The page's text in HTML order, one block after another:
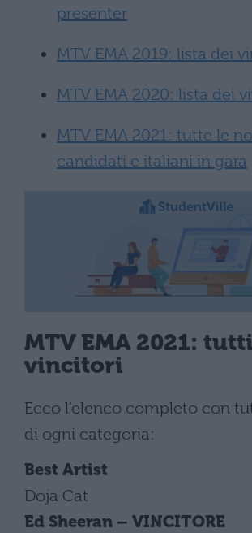
presenter
MTV EMA 2019: lista dei
MTV EMA 2020: lista dei
MTV EMA 2021: tutte le
candidati e italiani in gara
MTV EMA 2021:
vincitori
Ecco l’elenco completo con
di ogni categoria:
Best Artist
Doja Cat
Ed Sheeran – VINCITORE